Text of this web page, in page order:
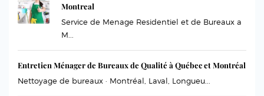
Montreal
Service de Menage Residentiel et de Bureaux a
M...
Entretien Ménager de Bureaux de Qualité à Québec et Montréal
Nettoyage de bureaux · Montréal, Laval, Longueu...